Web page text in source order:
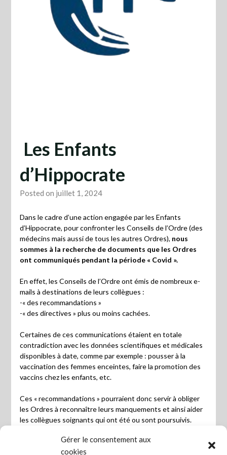
Gérer le consentement aux
cookies
Les Enfants
d’Hippocrate
Posted on juillet 1, 2024
Dans le cadre d’une action engagée par les Enfants
d’Hippocrate, pour confronter les Conseils de l’Ordre (des
médecins mais aussi de tous les autres Ordres), nous
sommes à la recherche de documents que les Ordres
ont communiqués pendant la période « Covid ».
En effet, les Conseils de l’Ordre ont émis de nombreux e-
mails à destinations de leurs collègues :
-« des recommandations »
-« des directives » plus ou moins cachées.
Certaines de ces communications étaient en totale
contradiction avec les données scientifiques et médicales
disponibles à date, comme par exemple : pousser à la
vaccination des femmes enceintes, faire la promotion des
vaccins chez les enfants, etc.
Ces « recommandations » pourraient donc servir à obliger
les Ordres à reconnaître leurs manquements et ainsi aider
les collègues soignants qui ont été ou sont poursuivis.
Si vous pouviez faire intervenir vos réseaux pour essayer
de trouver ce type de documents, cela nous serait très